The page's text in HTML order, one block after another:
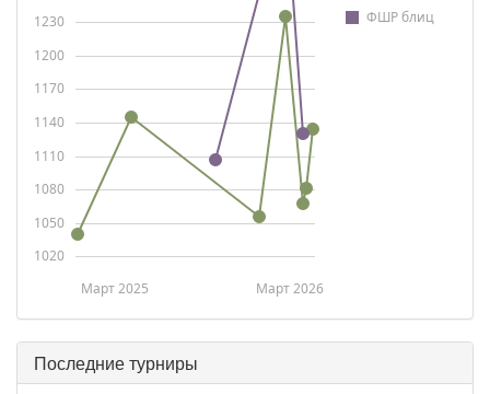
ФШР блиц
Март 2025 Март 2026
1020
1050
1080
1110
1140
1170
1200
1230
Последние турниры